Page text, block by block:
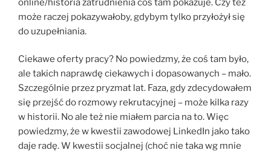
online/historia zatrudnienia coś tam pokazuje. Czy też
może raczej pokazywałoby, gdybym tylko przyłożył się
do uzupełniania.
Ciekawe oferty pracy? No powiedzmy, że coś tam było,
ale takich naprawdę ciekawych i dopasowanych – mało.
Szczególnie przez pryzmat lat. Faza, gdy zdecydowałem
się przejść do rozmowy rekrutacyjnej – może kilka razy
w historii. No ale też nie miałem parcia na to. Więc
powiedzmy, że w kwestii zawodowej LinkedIn jako tako
daje radę. W kwestii socjalnej (choć nie taka wg mnie